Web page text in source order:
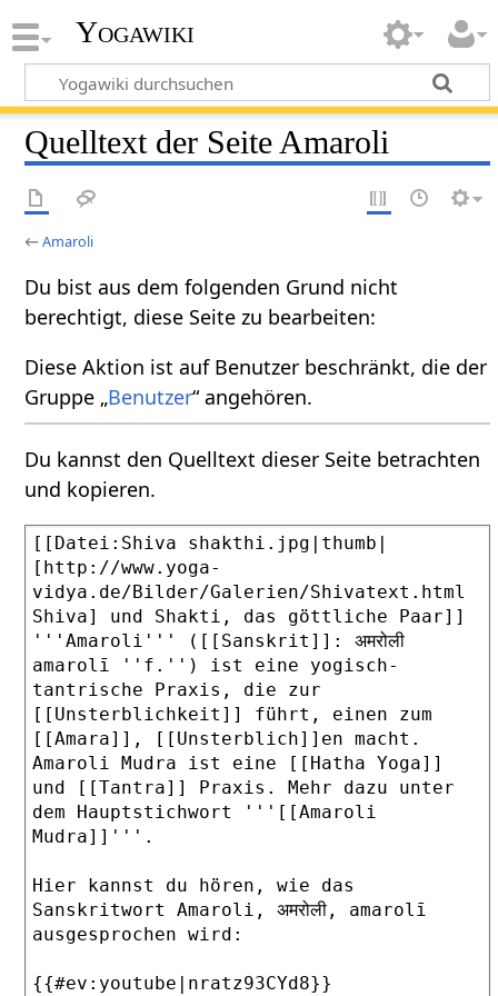
Yogawiki
Quelltext der Seite Amaroli
←Amaroli
Du bist aus dem folgenden Grund nicht
berechtigt, diese Seite zu bearbeiten:
Diese Aktion ist auf Benutzer beschränkt, die der
Gruppe „Benutzer“ angehören.
Du kannst den Quelltext dieser Seite betrachten
und kopieren.